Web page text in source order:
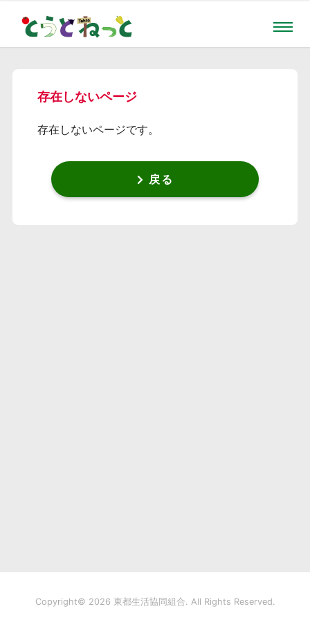
存在しないページ
存在しないページです。
戻る
Copyright© 2026 東都生活協同組合. All Rights Reserved.